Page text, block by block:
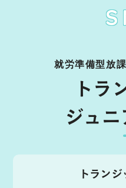
就労準備型放
トラ
ジュ
トラン